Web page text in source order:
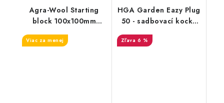
Agra-Wool Starting
block 100x100mm
Viac za menej
HGA Garden Eazy Plug
50 - sadbovací kocky
(50ks)
6 %